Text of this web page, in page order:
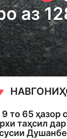
аз
9 то 65 ҳазор
таҳсил
Душанбе